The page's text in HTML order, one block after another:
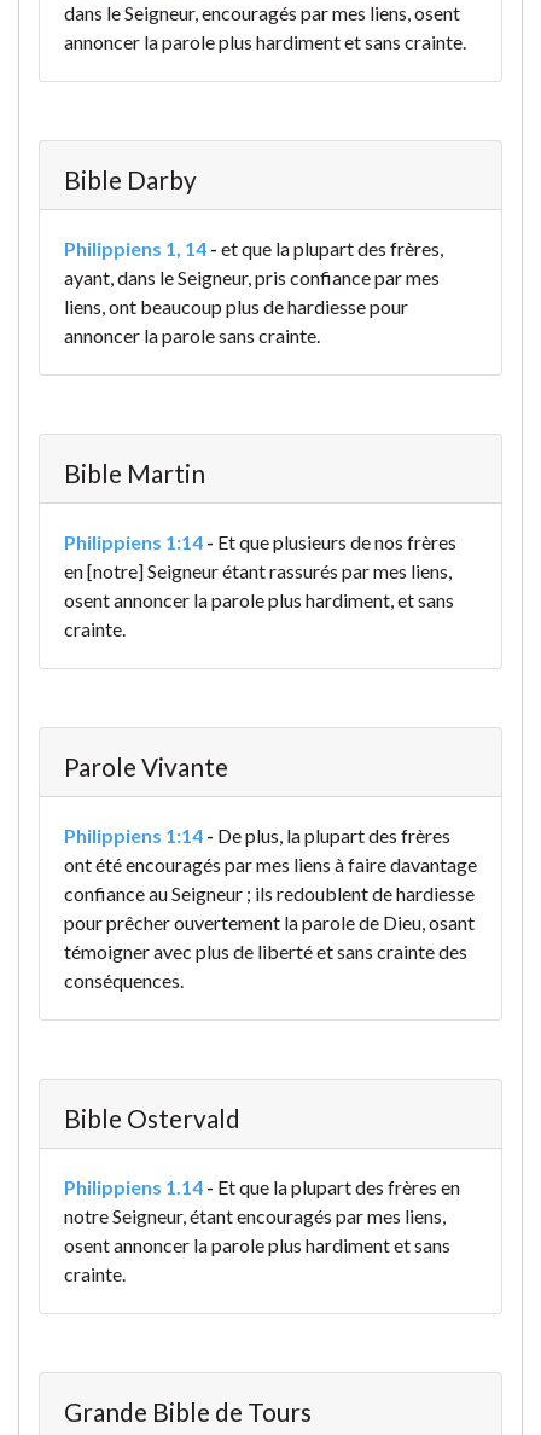
dans le Seigneur, encouragés par mes liens, osent
annoncer la parole plus hardiment et sans crainte.
Bible Darby
Philippiens 1, 14 - et que la plupart des frères,
ayant, dans le Seigneur, pris confiance par mes
liens, ont beaucoup plus de hardiesse pour
annoncer la parole sans crainte.
Bible Martin
Philippiens 1:14 - Et que plusieurs de nos frères
en [notre] Seigneur étant rassurés par mes liens,
osent annoncer la parole plus hardiment, et sans
crainte.
Parole Vivante
Philippiens 1:14 - De plus, la plupart des frères
ont été encouragés par mes liens à faire davantage
confiance au Seigneur ; ils redoublent de hardiesse
pour prêcher ouvertement la parole de Dieu, osant
témoigner avec plus de liberté et sans crainte des
conséquences.
Bible Ostervald
Philippiens 1.14 - Et que la plupart des frères en
notre Seigneur, étant encouragés par mes liens,
osent annoncer la parole plus hardiment et sans
crainte.
Grande Bible de Tours